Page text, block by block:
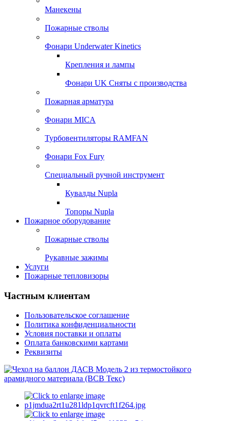
Манекены
Пожарные стволы
Фонари Underwater Kinetics
Крепления и лампы
Фонари UK Сняты с производства
Пожарная арматура
Фонари MICA
Турбовентиляторы RAMFAN
Фонари Fox Fury
Специальный ручной инструмент
Кувалды Nupla
Топоры Nupla
Пожарное оборудование
Пожарные стволы
Рукавные зажимы
Услуги
Пожарные тепловизоры
Частным клиентам
Пользовательское соглашение
Политика конфиденциальности
Условия поставки и оплаты
Оплата банковскими картами
Реквизиты